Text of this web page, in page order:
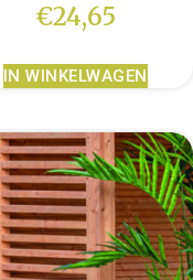
€24,65
IN WINKELWAGEN